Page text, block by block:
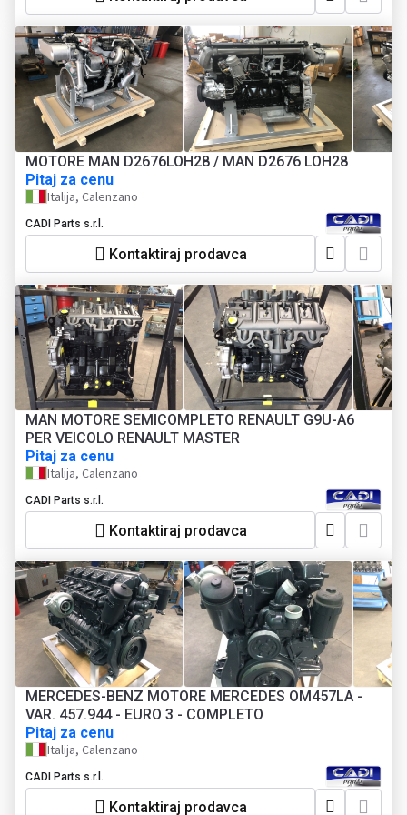
MOTORE MAN D2676LOH28 / MAN D2676 LOH28
Pitaj za cenu
Italija, Calenzano
CADI Parts s.r.l.
Kontaktiraj prodavca
MAN MOTORE SEMICOMPLETO RENAULT G9U-A6
PER VEICOLO RENAULT MASTER
Pitaj za cenu
Italija, Calenzano
CADI Parts s.r.l.
Kontaktiraj prodavca
MERCEDES-BENZ MOTORE MERCEDES OM457LA -
VAR. 457.944 - EURO 3 - COMPLETO
Pitaj za cenu
Italija, Calenzano
CADI Parts s.r.l.
Kontaktiraj prodavca